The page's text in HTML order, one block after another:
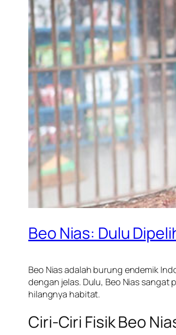
Beo Nias: Dulu
Beo Nias adalah burung endemik
dengan jelas. Dulu, Beo Nias
hilangnya habitat.
Ciri-Ciri Fisik Beo